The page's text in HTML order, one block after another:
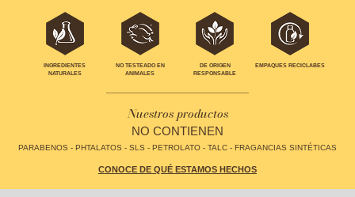
INGREDIENTES
NATURALES
NO TESTEADO EN
ANIMALES
DE ORIGEN
RESPONSABLE
EMPAQUES RECICLABES
Nuestros productos
NO CONTIENEN
PARABENOS - PHTALATOS - SLS - PETROLATO - TALC - FRAGANCIAS SINTÉTICAS
CONOCE DE QUÉ ESTAMOS HECHOS